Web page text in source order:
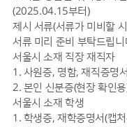
(2025.04.15부터)
제시 서류(서류가 미비할
서류 미리 준비 부탁드립니
서울시 소재 직장 재직자
1. 사원증, 명함, 재직증명
2. 본인 신분증(현장 확인
서울시 소재 학생
1. 학생증, 재학증명서(캡처